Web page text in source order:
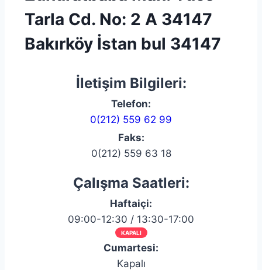
Tarla Cd. No: 2 A 34147
Bakırköy İstan bul 34147
İletişim Bilgileri:
Telefon:
0(212) 559 62 99
Faks:
0(212) 559 63 18
Çalışma Saatleri:
Haftaiçi:
09:00-12:30 / 13:30-17:00
KAPALI
Cumartesi:
Kapalı